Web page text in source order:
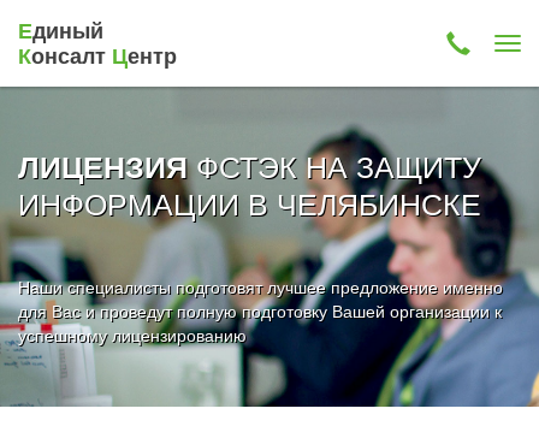
Единый
Консалт Центр
ЛИЦЕНЗИЯФСТЭК НА ЗАЩИТУ
ИНФОРМАЦИИ В ЧЕЛЯБИНСКЕ
Наши специалисты подготовят лучшее предложение именно
для Вас и проведут полную подготовку Вашей организации к
успешному лицензированию